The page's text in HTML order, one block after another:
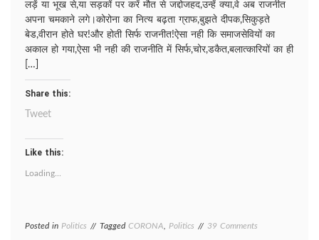
लड़ें या भूख से,या सड़कों पर करें मौत से जद्दोजहद,उन्हें क्या,वे अब राजनीत
अपना चमकाने लगे।कोरोना का नित्य बढ़ता ग्राफ,बुझते दीपक,सिकुड़ते
बेड,वीरान होते घर!और होती सिर्फ राजनीत!ऐसा नही कि समाजसेवियों का
अकाल हो गया,ऐसा भी नही की राजनीति में सिर्फ,चोर,डकैत,बलात्कारियों का ही
[…]
Share this:
Tweet
Like this:
Loading...
Posted in Politics Tagged CORONA Politics 39 Comments